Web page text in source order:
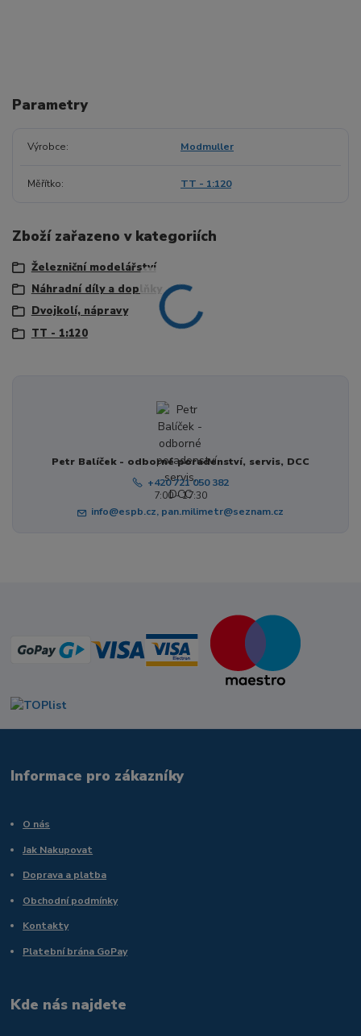
Parametry
Výrobce Modmuller
Měřítko TT - 1:120
Zboží zařazeno v kategoriích
Železniční modelářství
Náhradní díly a doplňky
Dvojkolí, nápravy
TT - 1:120
Petr Balíček - odborné poradenství, servis, DCC
+420 721 050 382
7:00 - 17:30
info@espb.cz, pan.milimetr@seznam.cz
Informace pro zákazníky
O nás
Jak Nakupovat
Doprava a platba
Obchodní podmínky
Kontakty
Platební brána GoPay
Kde nás najdete